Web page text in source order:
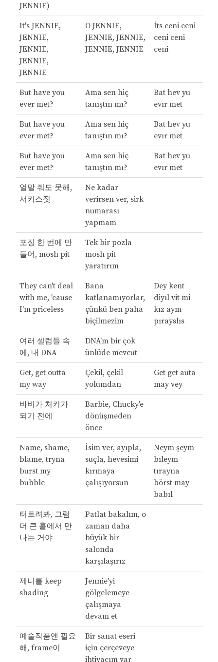
JENNIE)
It's JENNIE,
JENNIE,
JENNIE,
JENNIE,
JENNIE
O JENNIE,
JENNIE, JENNIE,
JENNIE, JENNIE
İts ceni ceni
ceni ceni
ceni
But have you
ever met?
Ama sen hiç
tanıştın mı?
Bat hev yu
evır met
But have you
ever met?
Ama sen hiç
tanıştın mı?
Bat hev yu
evır met
But have you
ever met?
Ama sen hiç
tanıştın mı?
Bat hev yu
evır met
얼말 줘도 못해,
서커스짓
Ne kadar
verirsen ver, sirk
numarası
yapmam
포징 한 번에 만
들어, mosh pit
Tek bir pozla
mosh pit
yaratırım
They can't deal
with me, 'cause
I'm priceless
Bana
katlanamıyorlar,
çünkü ben paha
biçilmezim
Dey kent
diyıl vit mi
kız aym
pırayslıs
여러 셀럽들 속
에, 내 DNA
DNA'm bir çok
ünlüde mevcut
Get, get outta
my way
Çekil, çekil
yolumdan
Get get auta
may vey
바비가 처키가
되기 전에
Barbie, Chucky'e
dönüşmeden
önce
Name, shame,
blame, tryna
burst my
bubble
İsim ver, ayıpla,
suçla, hevesimi
kırmaya
çalışıyorsun
Neym şeym
bıleym
tırayna
börst may
babıl
터트려봐, 그럼
더 큰 홀에서 만
나는 거야
Patlat bakalım, o
zaman daha
büyük bir
salonda
karşılaşırız
제니를 keep
shading
Jennie'yi
gölgelemeye
çalışmaya
devam et
예술작품엔 필요
해, frame이
Bir sanat eseri
için çerçeveye
ihtiyacım var